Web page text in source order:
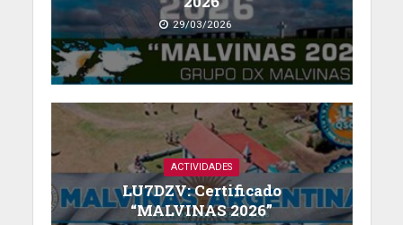
29/03/2026
ACTIVIDADES
LU7DZV: Certificado
“MALVINAS 2026”